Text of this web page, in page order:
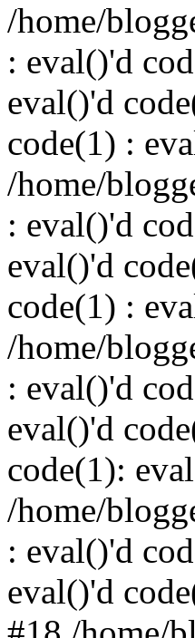
/home/
: eval()'d
eval()'d
code(1) :
/home/
: eval()'d
eval()'d
code(1) :
/home/
: eval()'d
eval()'d
code(1):
/home/
: eval()'d
eval()'d